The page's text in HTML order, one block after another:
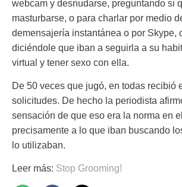
webcam y desnudarse, preguntando si
masturbarse, o para charlar por medio
demensajería instantánea o por Skype,
diciéndole que iban a seguirla a su
virtual y tener sexo con ella.
De 50 veces que jugó, en todas recibió
solicitudes. De hecho la periodista
sensación de que eso era la norma en
precisamente a lo que iban buscando
lo utilizaban.
Leer más: Stop Grooming!